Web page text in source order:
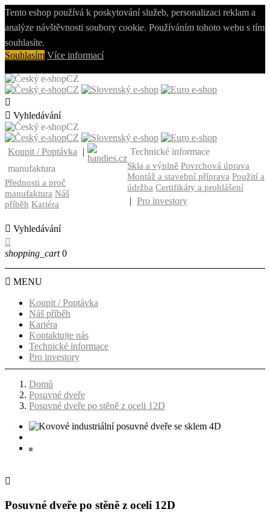
Tento eshop používá k poskytování služeb, personalizaci reklam a
analýze návštěvnosti soubory cookie. Používáním tohoto webu s tím
souhlasíte.
Souhlasím Více informací
CZ
CZ

 Vyhledávání
CZ
CZ
Koupit / Poptávka
|
manufaktura
Přednosti a proč
manufaktura Náš
příběh Kariéra
Technické informace
Skla a výplně Povrchová úprava
Montáž a stavební příprava Použití a
údržba Certifikáty a prohlášení
| Pro investory
 Vyhledávání

shopping_cart 0
 MENU
Koupit / Poptávka
Náš příběh
Kariéra
Kontaktujte nás
Technické informace
Pro investory
Domů
Posuvné dveře
Posuvné dveře po stěně z oceli 12D

Posuvné dveře po stěně z oceli 12D